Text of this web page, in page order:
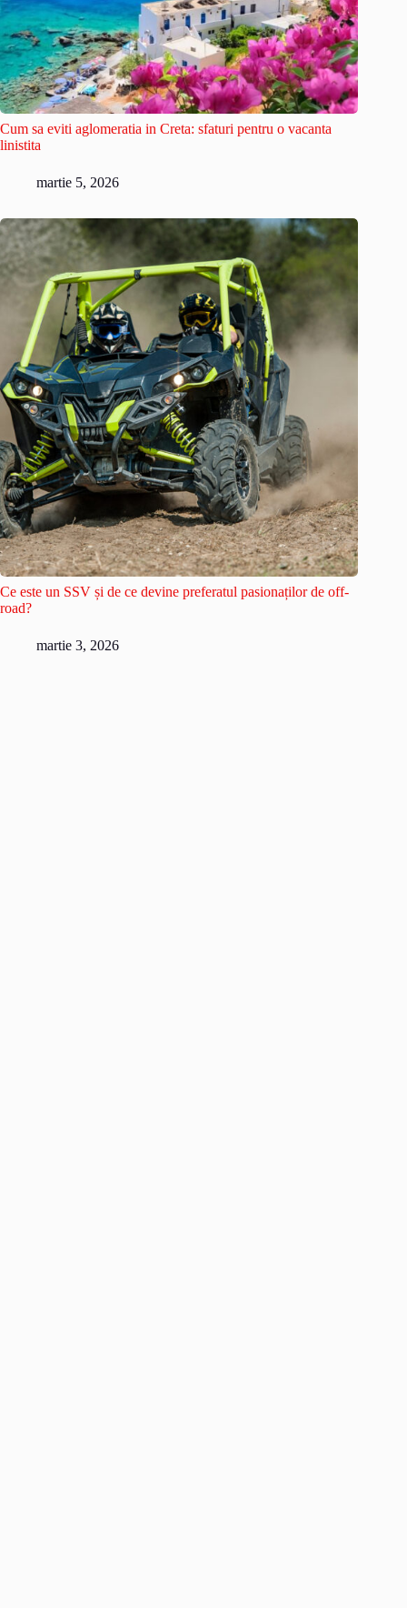
Cum sa eviti aglomeratia in Creta: sfaturi pentru o vacanta
linistita
martie 5, 2026
Ce este un SSV și de ce devine preferatul pasionaților de off-
road?
martie 3, 2026